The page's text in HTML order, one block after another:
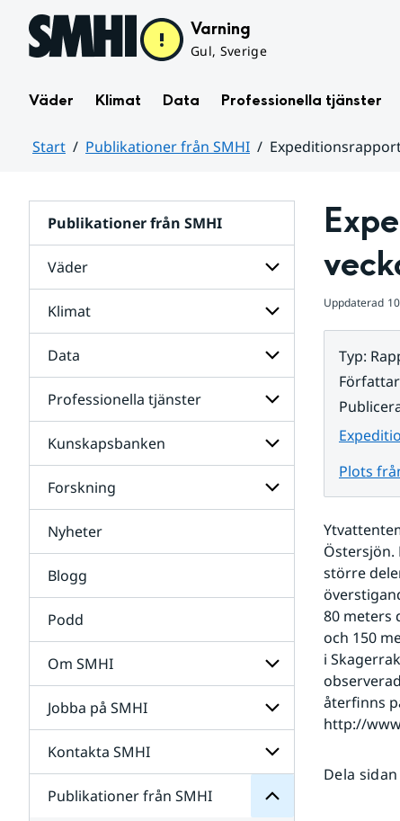
Hoppa till sidans innehåll Varning
Gul, Sverige
Väder Klimat Data Professionella tjänster
Start Publikationer från SMHI
Publikationer från SMHI
Väder
Undersidor
för
Väder
Klimat
Undersidor
för
Klimat
Data
Undersidor
för
Data
Professionella tjänster
Undersidor
för
Professionella
tjänster
Kunskapsbanken
Undersidor
för
Kunskapsbanken
Forskning
Undersidor
för
Forskning
Nyheter
Blogg
Podd
Om SMHI
Undersidor
för
Om
SMHI
Jobba på SMHI
Undersidor
för
Jobba
på
Kontakta SMHI
Undersidor
Publikationer från SMHI
Undersidor
för
Publikationer
från
SMHI
Uppdaterad
Typ:
Plots
större
80 meters
och 150
i
återfinns
Dela